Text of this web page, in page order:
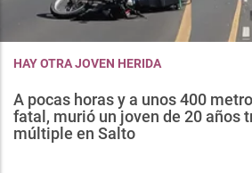
HAY OTRA JOVEN HERIDA
A pocas horas y a unos 400
fatal, murió un joven de 20 años
múltiple en Salto